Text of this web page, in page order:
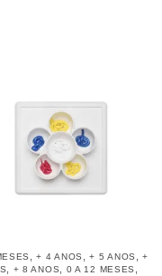
,+ 4 ANOS ,+ 5 ANOS ,+
+ 8 ANOS 0 A 12 MESES